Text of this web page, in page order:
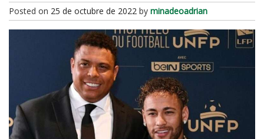
Posted on 25 de octubre de 2022 by minadeoadrian